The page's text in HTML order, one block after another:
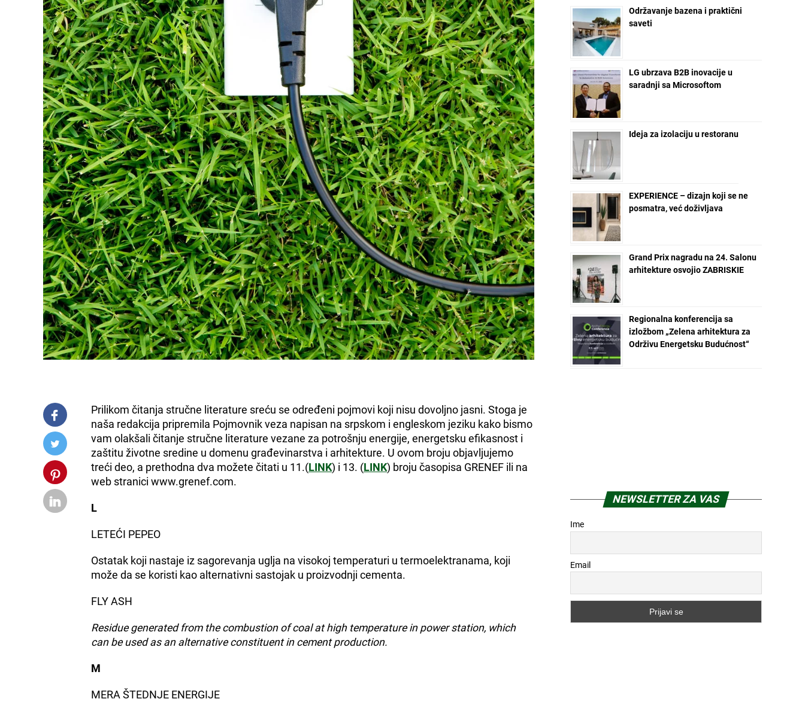
Prilikom čitanja stručne literature sreću se određeni pojmovi koji nisu dovoljno jasni. Stoga je
naša redakcija pripremila Pojmovnik veza napisan na srpskom i engleskom jeziku kako bismo
vam olakšali čitanje stručne literature vezane za potrošnju energije, energetsku efikasnost i
zaštitu životne sredine u domenu građevinarstva i arhitekture. U ovom broju objavljujemo
treći deo, a prethodna dva možete čitati u 11.(LINK) i 13. (LINK) broju časopisa GRENEF ili na
web stranici www.grenef.com.
L
LETEĆI PEPEO
Ostatak koji nastaje iz sagorevanja uglja na visokoj temperaturi u termoelektranama, koji
može da se koristi kao alternativni sastojak u proizvodnji cementa.
FLY ASH
Residue generated from the combustion of coal at high temperature in power station, which
can be used as an alternative constituent in cement production.
M
MERA ŠTEDNJE ENERGIJE
Održavanje bazena i praktični
saveti
LG ubrzava B2B inovacije u
saradnji sa Microsoftom
Ideja za izolaciju u restoranu
EXPERIENCE – dizajn koji se ne
posmatra, već doživljava
Grand Prix nagradu na 24. Salonu
arhitekture osvojio ZABRISKIE
Regionalna konferencija sa
izložbom „Zelena arhitektura za
Održivu Energetsku Budućnost“
NEWSLETTER ZA VAS
Ime
Email